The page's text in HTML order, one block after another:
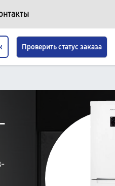
Проверить статус заказа